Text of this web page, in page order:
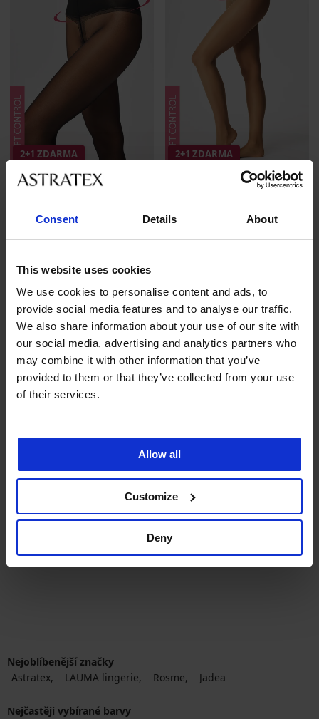
Consent Details About
This website uses cookies
We use cookies to personalise content and ads, to
provide social media features and to analyse our traffic.
We also share information about your use of our site with
our social media, advertising and analytics partners who
may combine it with other information that you’ve
provided to them or that they’ve collected from your use
of their services.
Allow all
Customize
Deny
2+1 ZDARMA
Punčochové kalhoty Slimmer
se stahovacím efektem 17...
2+1 ZDARMA
4,8
Punčochové kalhoty Slimmer
se stahovacím efektem 17...
-20%
4,7
Stahovací punčochové
kalhoty High Shaper 20 DEN
Nejoblíbenější značky
Astratex
LAUMA lingerie Rosme Jadea
Nejčastěji vybírané barvy